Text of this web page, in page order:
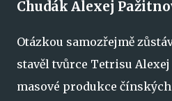
Chudák Alexej
Otázkou samozřejmě
stavěl tvůrce Tetrisu Alexej
masové produkce